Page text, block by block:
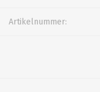
Artikelnummer: